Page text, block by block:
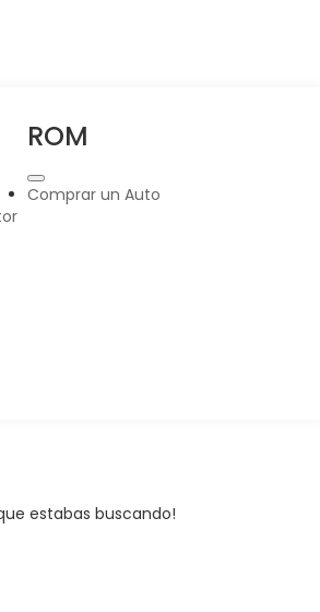
ROM
Comprar un Auto
estabas buscando!